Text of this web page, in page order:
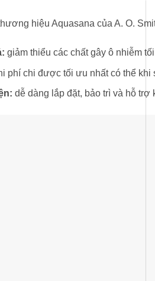
hiệu Aquasana của A. O.
: giảm thiểu các chất gây ô nhiễm
phí chi được tối ưu nhất có thể
n: dễ dàng lắp đặt, bảo trì và hỗ trợ